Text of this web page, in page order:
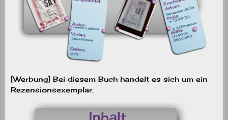
[Werbung] Bei diesem Buch handelt es sich um ein
Rezensionsexemplar.